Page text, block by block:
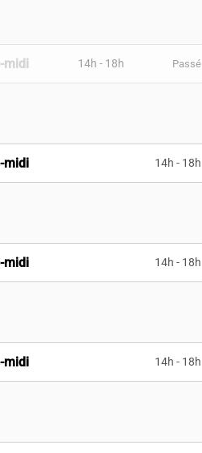
midi 14h - 18h Passé
midi 14h - 18h
midi 14h - 18h
midi 14h - 18h